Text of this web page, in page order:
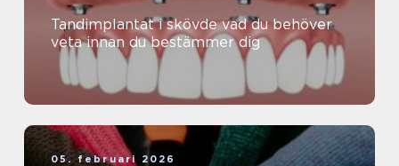
Tandimplantat i skövde vad du behöver
veta innan du bestämmer dig
05. februari 2026